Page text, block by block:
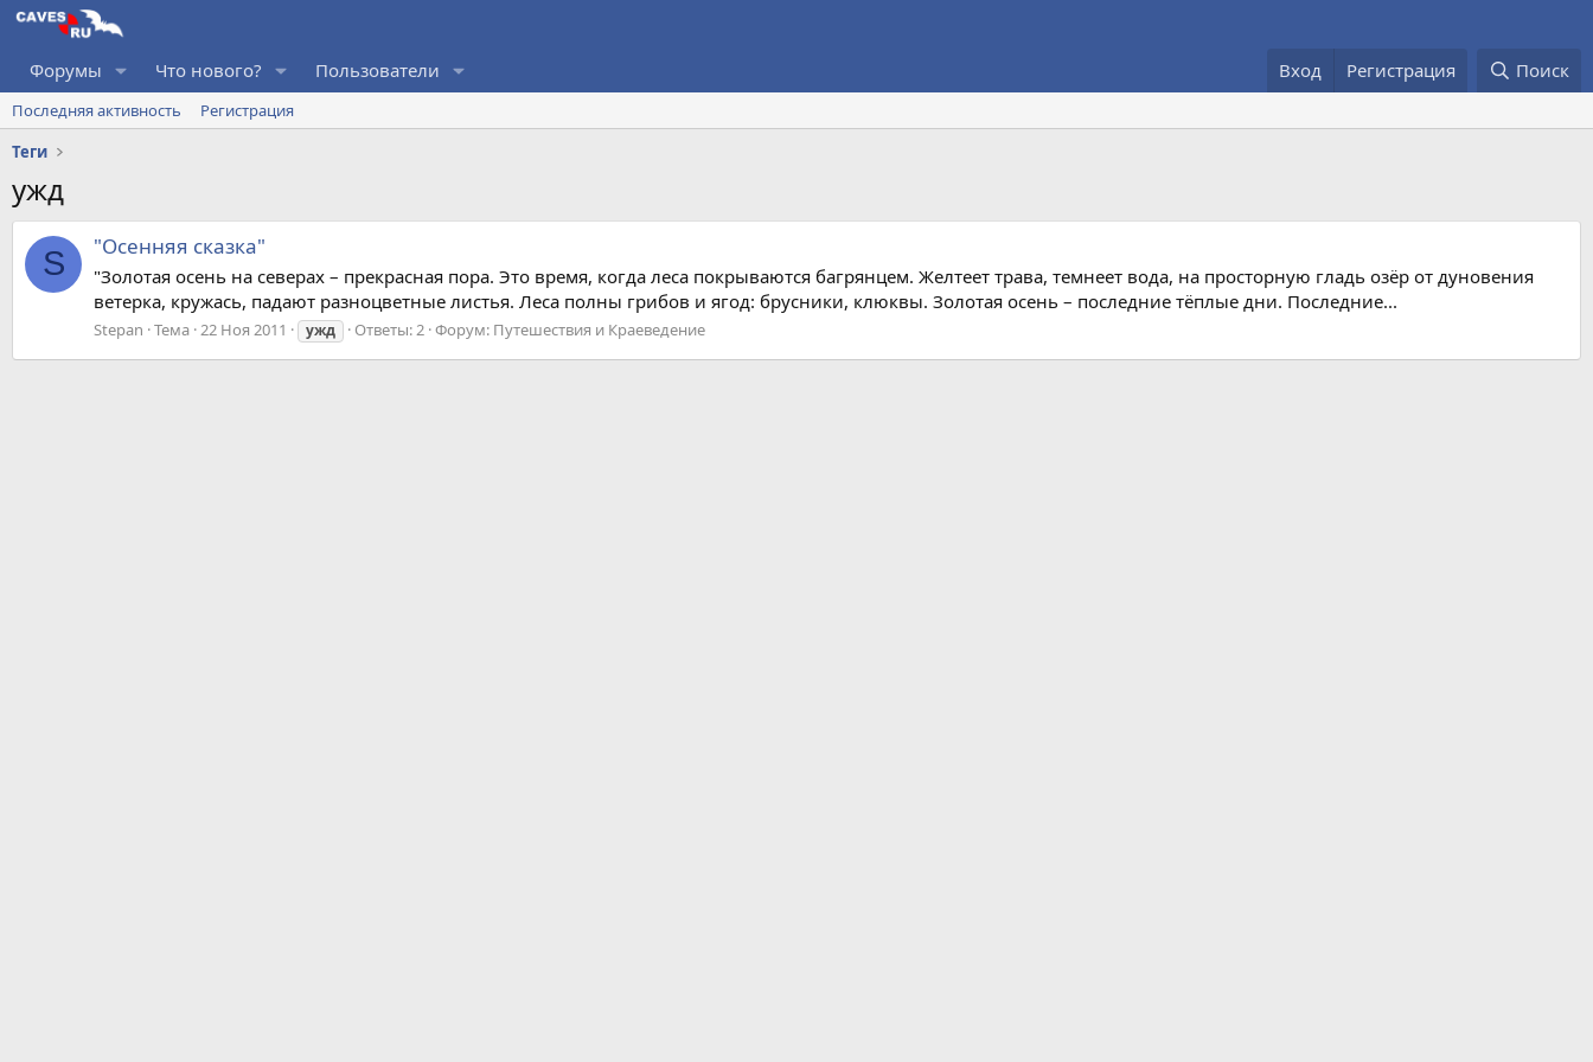
Форумы Что нового? Пользователи Вход Регистрация Поиск
Последняя активность
Регистрация
Теги
ужд
S "Осенняя сказка"
"Золотая осень на северах – прекрасная пора. Это время, когда леса покрываются багрянцем. Желтеет трава, темнеет вода, на просторную гладь озёр от дуновения
ветерка, кружась, падают разноцветные листья. Леса полны грибов и ягод: брусники, клюквы. Золотая осень – последние тёплые дни. Последние...
Stepan Тема 22 Ноя 2011 ужд Ответы: 2 Форум: Путешествия и Краеведение